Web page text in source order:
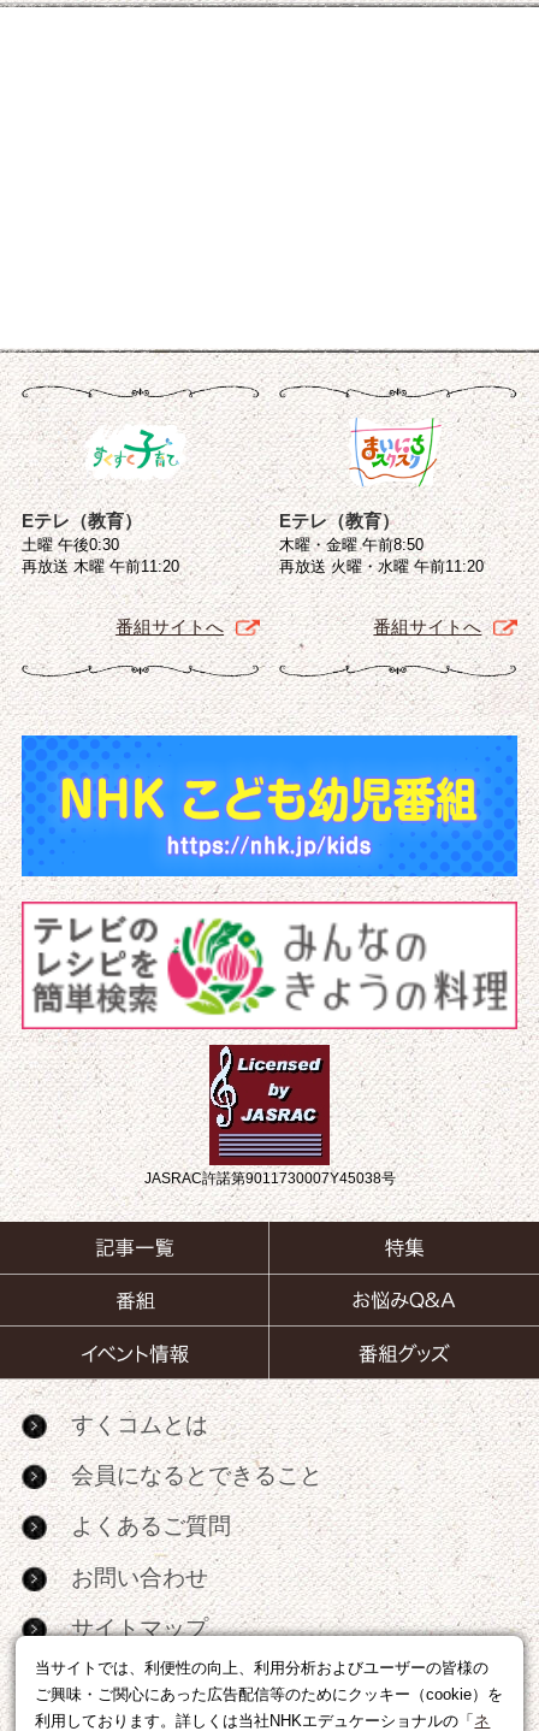
当サイトでは、利便性の向上、利用分析およびユーザーの皆様の
ご興味・ご関心にあった広告配信等のためにクッキー（cookie）を
利用しております。詳しくは当社NHKエデュケーショナルの「 ネ
Eテレ（教育）
土曜 午後0:30
再放送 木曜 午前11:20
番組サイトへ
Eテレ（教育）
木曜・金曜 午前8:50
再放送 火曜・水曜 午前11:20
番組サイトへ
JASRAC許諾第9011730007Y45038号
すくコムとは
会員になるとできること
よくあるご質問
お問い合わせ
サイトマップ
RSS